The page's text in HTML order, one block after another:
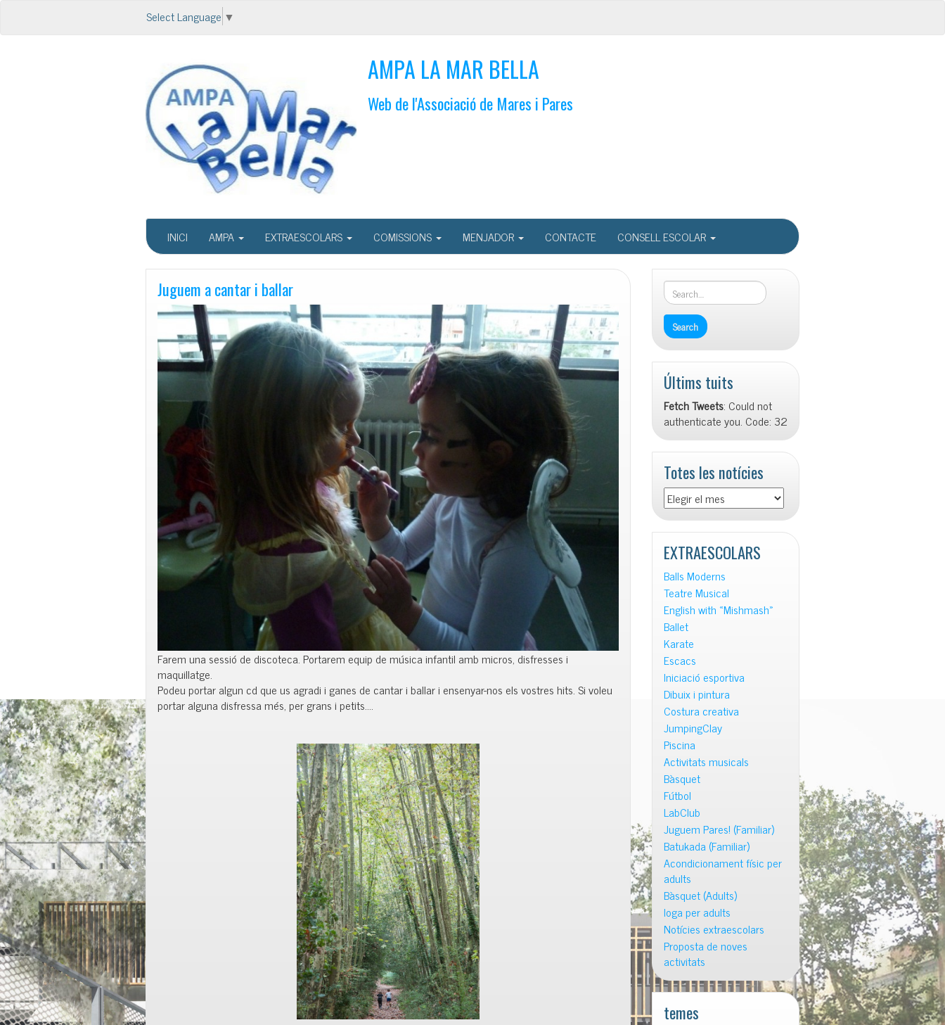
Select Language ▼
AMPA LA MAR BELLA
Web de l'Associació de Mares i Pares
INICI AMPA EXTRAESCOLARS COMISSIONS MENJADOR CONTACTE CONSELL ESCOLAR
Juguem a cantar i ballar
Farem una sessió de discoteca. Portarem equip de música infantil amb micros, disfresses i
maquillatge.
Podeu portar algun cd que us agradi i ganes de cantar i ballar i ensenyar-nos els vostres hits. Si voleu
portar alguna disfressa més, per grans i petits….
Últims tuits
Fetch Tweets: Could not
authenticate you. Code: 32
Totes les notícies
Totes
les
notícies
EXTRAESCOLARS
Balls Moderns
Teatre Musical
English with «Mishmash»
Ballet
Karate
Escacs
Iniciació esportiva
Dibuix i pintura
Costura creativa
JumpingClay
Piscina
Activitats musicals
Bàsquet
Fútbol
LabClub
Juguem Pares! (Familiar)
Batukada (Familiar)
Acondicionament físic per
adults
Bàsquet (Adults)
Ioga per adults
Notícies extraescolars
Proposta de noves
activitats
temes